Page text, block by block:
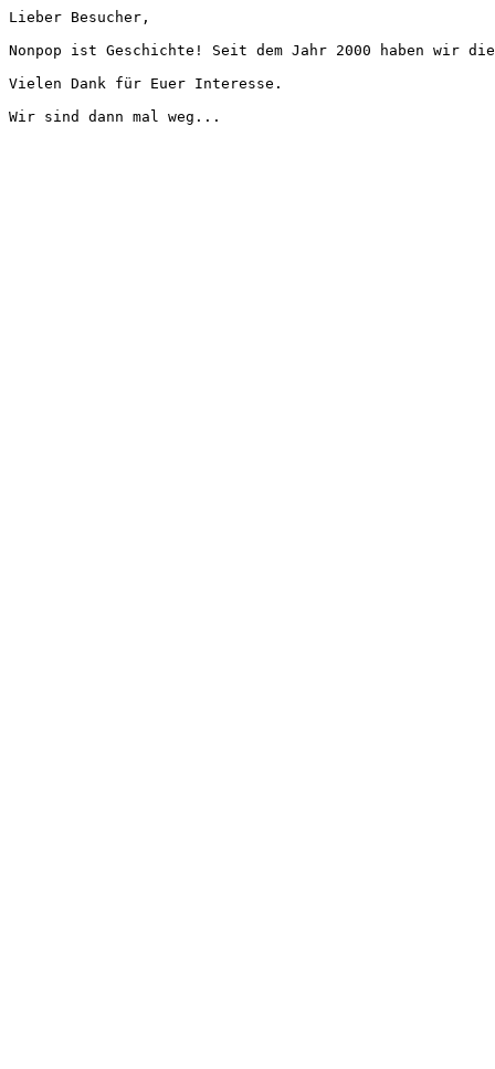
Lieber Besucher,
Nonpop ist Geschichte! Seit dem Jahr 2000 haben wir
Vielen Dank für Euer Interesse.
Wir sind dann mal weg...